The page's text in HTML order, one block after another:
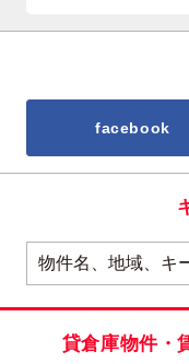
facebook
貸倉庫物件・